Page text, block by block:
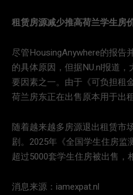
租赁房源减少推高荷兰学生房
尽管HousingAnywhere的报告
的具体原因，但据NU.nl报道
要因素之一。由于《可负担租
荷兰房东正在出售原本用于出
随着越来越多房源退出租赁市
剧。2025年《全国学生住房
超过5000套学生住房被出售，
消息来源：iamexpat.nl